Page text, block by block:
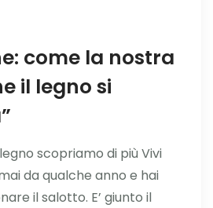
come la nostra
il legno si
scopriamo di più Vivi
da qualche anno e hai
il salotto. E’ giunto il